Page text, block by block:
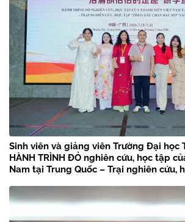
Sinh viên và giảng viên Trường Đại học
HÀNH TRÌNH ĐỎ nghiên cứu, học tập
Nam tại Trung Quốc – Trại nghiên cứu,